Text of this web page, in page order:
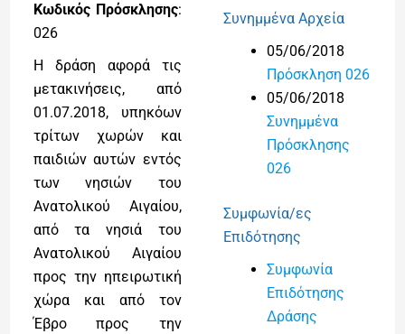
Κωδικός Πρόσκλησης:
026
Η δράση αφορά τις
μετακινήσεις, από
01.07.2018, υπηκόων
τρίτων χωρών και
παιδιών αυτών εντός
των νησιών του
Ανατολικού Αιγαίου,
από τα νησιά του
Ανατολικού Αιγαίου
προς την ηπειρωτική
χώρα και από τον
Έβρο προς την
Συνημμένα Αρχεία
05/06/2018
Πρόσκληση 026
05/06/2018
Συνημμένα
Πρόσκλησης
026
Συμφωνία/ες
Επιδότησης
Συμφωνία
Επιδότησης
Δράσης